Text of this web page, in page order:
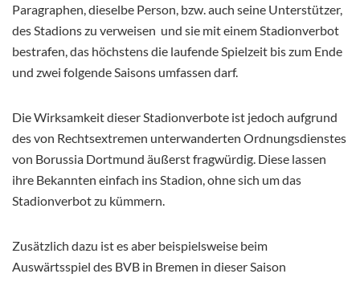
Paragraphen, dieselbe Person, bzw. auch seine Unterstützer,
des Stadions zu verweisen und sie mit einem Stadionverbot
bestrafen, das höchstens die laufende Spielzeit bis zum Ende
und zwei folgende Saisons umfassen darf.
Die Wirksamkeit dieser Stadionverbote ist jedoch aufgrund
des von Rechtsextremen unterwanderten Ordnungsdienstes
von Borussia Dortmund äußerst fragwürdig. Diese lassen
ihre Bekannten einfach ins Stadion, ohne sich um das
Stadionverbot zu kümmern.
Zusätzlich dazu ist es aber beispielsweise beim
Auswärtsspiel des BVB in Bremen in dieser Saison